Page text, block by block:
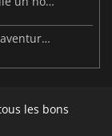
Big Walk est disponible : partez pour une aventure entre amis
les bons